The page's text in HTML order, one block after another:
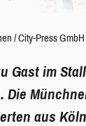
/ City-Press GmbH
Gast im
Die
aus